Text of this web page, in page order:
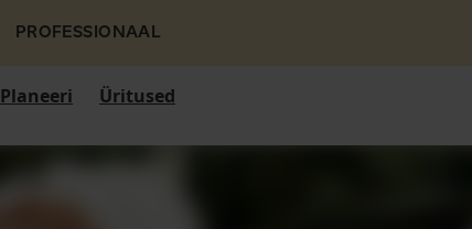
PROFESSIONAAL
Planeeri Üritused